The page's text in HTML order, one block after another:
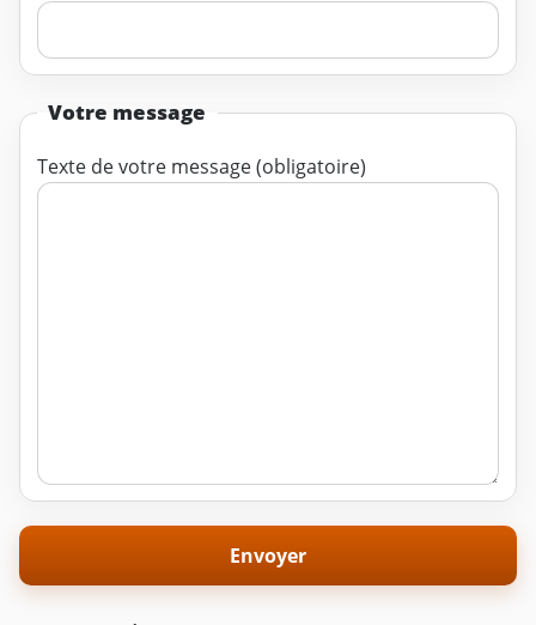
Votre message
Texte de votre message (obligatoire)